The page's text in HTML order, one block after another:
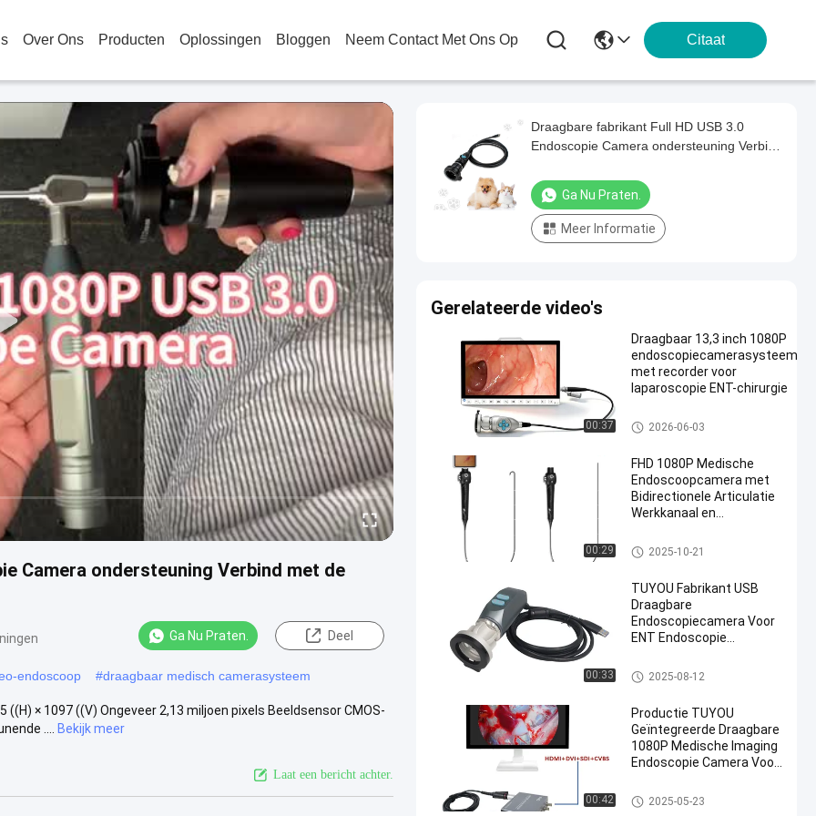
Over Ons Producten Oplossingen Bloggen Neem Contact Met Ons Op Citaat
Camera ondersteuning Verbind met de
Ga Nu Praten. Deel
endoscoop #draagbaar medisch camerasysteem
× 1097 ((V) Ongeveer 2,13 miljoen pixels Beeldsensor CMOS-
....
Bekijk meer
Laat een bericht achter.
Draagbare fabrikant Full HD USB 3.0
Endoscopie Camera ondersteuning Verbind
Ga Nu Praten.
Meer Informatie
Gerelateerde video's
00:37
Draagbaar 13,3 inch 1080P
endoscopiecamerasysteem
met recorder voor
laparoscopie ENT-chirurgie
Draagbare endoscoopcamera
2026-06-03
00:29
FHD 1080P Medische
Endoscoopcamera met
Bidirectionele Articulatie
Werkkanaal en
KNO & Cystoscopie
Draagbare endoscoopcamera
2025-10-21
00:33
TUYOU Fabrikant USB
Draagbare
Endoscopiecamera Voor
ENT Endoscopie
Endoscopie Op Laptop
Draagbare endoscoopcamera
2025-08-12
00:42
Productie TUYOU
Geïntegreerde Draagbare
1080P Medische Imaging
Endoscopie Camera Voor
Huisdierchirurgie
Draagbare endoscoopcamera
2025-05-23